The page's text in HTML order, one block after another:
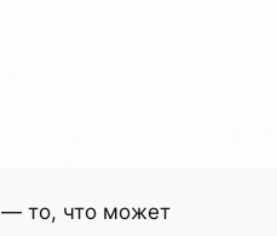
— то, что может